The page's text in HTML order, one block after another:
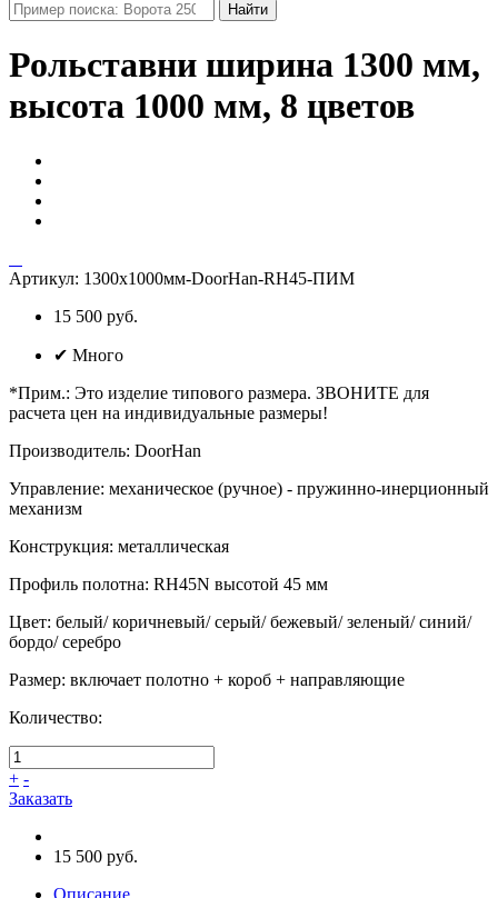
Найти
Рольставни ширина 1300 мм,
высота 1000 мм, 8 цветов
Артикул: 1300х1000мм-DoorHan-RH45-ПИМ
15 500 руб.
✔ Много
*Прим.: Это изделие типового размера. ЗВОНИТЕ для
расчета цен на индивидуальные размеры!
Производитель: DoorHan
Управление: механическое (ручное) - пружинно-инерционный
механизм
Конструкция: металлическая
Профиль полотна: RH45N высотой 45 мм
Цвет: белый/ коричневый/ серый/ бежевый/ зеленый/ синий/
бордо/ серебро
Размер: включает полотно + короб + направляющие
Количество:
+ -
Заказать
15 500 руб.
Описание